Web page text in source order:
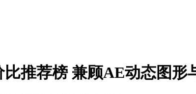
比推荐榜 兼顾AE动态图形